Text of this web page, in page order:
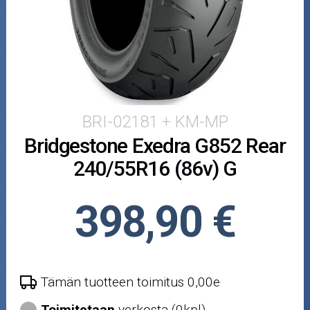
Ajovarusteet
Nastarenkaat
Renkaat ja vanteet
Öljyt ja kemikaalit
Outlet-tuotteet
BRI-02181 + KM-MP
Bridgestone Exedra G852 Rear
240/55R16 (86v) G
398,90 €
Tämän tuotteen toimitus 0,00e